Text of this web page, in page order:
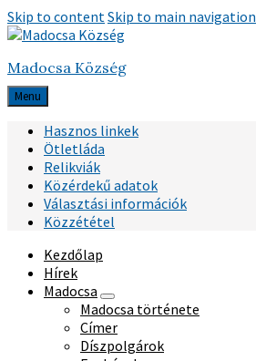
Skip to contentSkip to main navigation
Madocsa Község
Menu
Hasznos linkek
Ötletláda
Relikviák
Közérdekű adatok
Választási információk
Közzététel
Kezdőlap
Hírek
Madocsa
Madocsa története
Címer
Díszpolgárok